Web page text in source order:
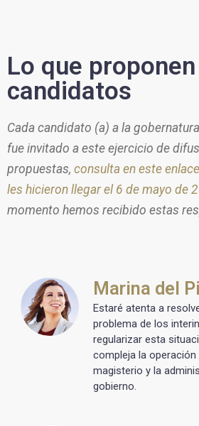
Lo que
candidatos
Cada candidato (a) a la
fue invitado a este ejercicio de
propuestas, consulta en este
les hicieron llegar el 6 de mayo de
momento hemos recibido estas
Marina del
Estaré atenta a
problema de los
regularizar esta
compleja la operación
magisterio y la
gobierno.